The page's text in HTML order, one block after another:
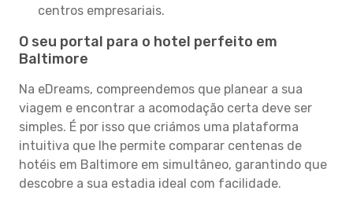
centros empresariais.
O seu portal para o hotel perfeito em
Baltimore
Na eDreams, compreendemos que planear a sua
viagem e encontrar a acomodação certa deve ser
simples. É por isso que criámos uma plataforma
intuitiva que lhe permite comparar centenas de
hotéis em Baltimore em simultâneo, garantindo que
descobre a sua estadia ideal com facilidade.